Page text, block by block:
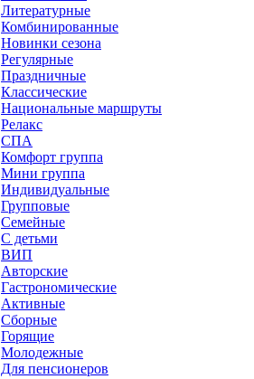
Литературные
Комбинированные
Новинки сезона
Регулярные
Праздничные
Классические
Национальные маршруты
Релакс
СПА
Комфорт группа
Мини группа
Индивидуальные
Групповые
Семейные
С детьми
ВИП
Авторские
Гастрономические
Активные
Сборные
Горящие
Молодежные
Для пенсионеров